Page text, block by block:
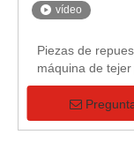
vídeo
Piezas de
máquina de
Cinta
principal